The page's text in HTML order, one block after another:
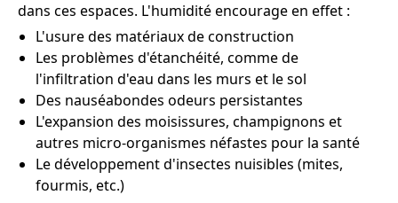
dans ces espaces. L'humidité encourage en effet :
L'usure des matériaux de construction
Les problèmes d'étanchéité, comme de
l'infiltration d'eau dans les murs et le sol
Des nauséabondes odeurs persistantes
L'expansion des moisissures, champignons et
autres micro-organismes néfastes pour la santé
Le développement d'insectes nuisibles (mites,
fourmis, etc.)